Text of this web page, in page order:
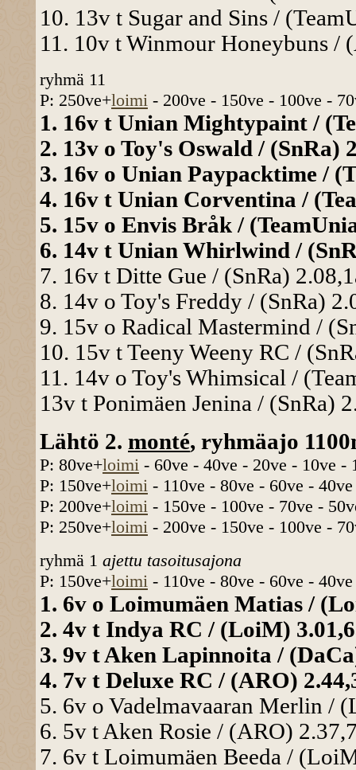
10. 13v t Sugar and Sins /
11. 10v t Winmour Honeybuns /
ryhmä 11
P: 250ve+loimi - 200ve - 150ve - 100ve -
1. 16v t Unian Mightypaint /
2. 13v o Toy's Oswald / (SnRa)
3. 16v o Unian Paypacktime /
4. 16v t Unian Corventina /
5. 15v o Envis Bråk /
6. 14v t Unian Whirlwind /
7. 16v t Ditte Gue / (SnRa)
8. 14v o Toy's Freddy / (SnRa)
9. 15v o Radical Mastermind /
10. 15v t Teeny Weeny RC /
11. 14v o Toy's Whimsical /
13v t Ponimäen Jenina / (SnRa)
Lähtö 2. monté, ryhmäajo
P: 80ve+loimi - 60ve - 40ve - 20ve - 10ve -
P: 150ve+loimi - 110ve - 80ve - 60ve -
P: 200ve+loimi - 150ve - 100ve - 70ve -
P: 250ve+loimi - 200ve - 150ve - 100ve -
ryhmä 1 ajettu tasoitusajona
P: 150ve+loimi - 110ve - 80ve - 60ve -
1. 6v o Loimumäen Matias /
2. 4v t Indya RC / (LoiM)
3. 9v t Aken Lapinnoita /
4. 7v t Deluxe RC / (ARO)
5. 6v o Vadelmavaaran Merlin /
6. 5v t Aken Rosie / (ARO)
7. 6v t Loimumäen Beeda /